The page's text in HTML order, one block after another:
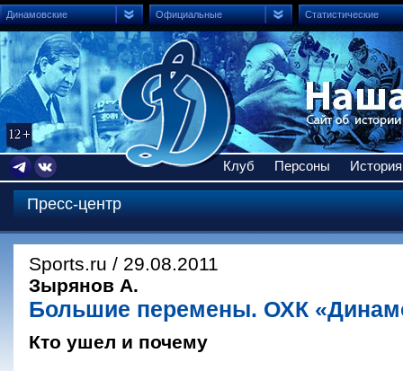
Динамовские Официальные Статистические
Клуб Персоны История
Пресс-центр
Sports.ru / 29.08.2011
Зырянов А.
Большие перемены. ОХК
Кто ушел и почему